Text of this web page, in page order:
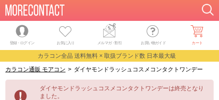
登録・ログイン お気に入り メルマガ・割引 お買い物ガイド カート
カラコン全品 送料無料 × 取扱ブランド数 日本最大級
カラコン通販 モアコン > ダイヤモンドラッシュコスメコンタクトワンデー
ダイヤモンドラッシュコスメコンタクトワンデーは終売となり
ました。